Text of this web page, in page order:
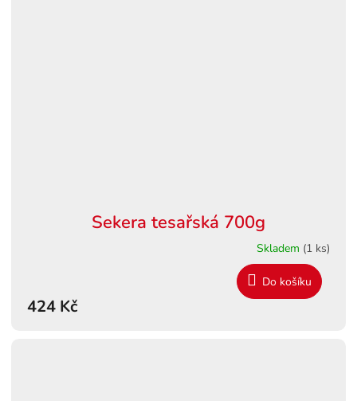
Sekera tesařská 700g
Skladem (1 ks)
424 Kč
Do košíku